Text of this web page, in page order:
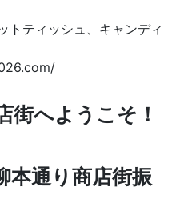
トティッシュ、キャンディ
街へようこそ！
本通り商店街振